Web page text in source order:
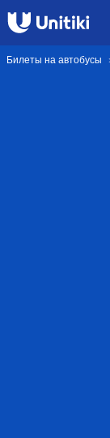
Билеты на автобусы